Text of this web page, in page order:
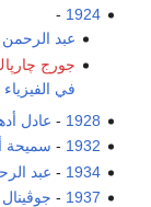
1924
-
عبد
جورج
في الفيزياء
1928
- عادل
1932
- سميحة
1934
- عبد
1937
- جوڤينال